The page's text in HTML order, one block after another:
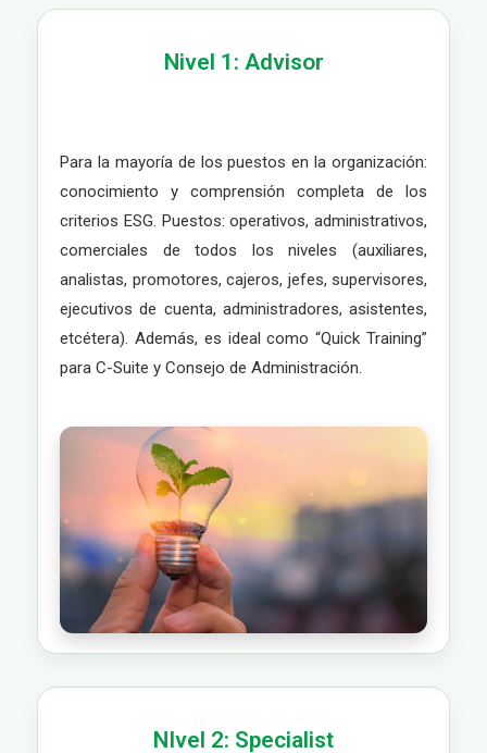
Nivel 1: Advisor
Para la mayoría de los puestos en la organización:
conocimiento y comprensión completa de los
criterios ESG. Puestos: operativos, administrativos,
comerciales de todos los niveles (auxiliares,
analistas, promotores, cajeros, jefes, supervisores,
ejecutivos de cuenta, administradores, asistentes,
etcétera). Además, es ideal como “Quick Training”
para C-Suite y Consejo de Administración.
NIvel 2: Specialist